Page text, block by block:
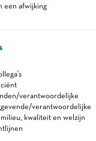
een afwijking
verantwoordelijke
verantwoordelijke
kwaliteit en welzijn